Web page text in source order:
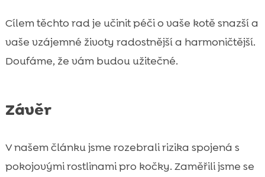
Cílem těchto rad je učinit péči o vaše kotě snazší a
vaše vzájemné životy radostnější a harmoničtější.
Doufáme, že vám budou užitečné.
Závěr
V našem článku jsme rozebrali rizika spojená s
pokojovými rostlinami pro kočky. Zaměřili jsme se